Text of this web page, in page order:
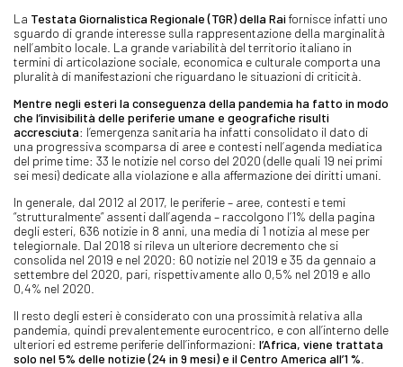
La Testata Giornalistica Regionale (TGR) della Raifornisce infatti uno
sguardo di grande interesse sulla rappresentazione della marginalità
nell’ambito locale. La grande variabilità del territorio italiano in
termini di articolazione sociale, economica e culturale comporta una
pluralità di manifestazioni che riguardano le situazioni di criticità.
Mentre negli esteri la conseguenza della pandemia ha fatto in modo
che l’invisibilità delle periferie umane e geografiche risulti
accresciuta: l’emergenza sanitaria ha infatti consolidato il dato di
una progressiva scomparsa di aree e contesti nell’agenda mediatica
del prime time: 33 le notizie nel corso del 2020 (delle quali 19 nei primi
sei mesi) dedicate alla violazione e alla affermazione dei diritti umani.
In generale, dal 2012 al 2017, le periferie – aree, contesti e temi
“strutturalmente” assenti dall’agenda – raccolgono l’1% della pagina
degli esteri, 636 notizie in 8 anni, una media di 1 notizia al mese per
telegiornale. Dal 2018 si rileva un ulteriore decremento che si
consolida nel 2019 e nel 2020: 60 notizie nel 2019 e 35 da gennaio a
settembre del 2020, pari, rispettivamente allo 0,5% nel 2019 e allo
0,4% nel 2020.
Il resto degli esteri è considerato con una prossimità relativa alla
pandemia, quindi prevalentemente eurocentrico, e con all’interno delle
ulteriori ed estreme periferie dell’informazioni: l’Africa, viene trattata
solo nel 5% delle notizie (24 in 9 mesi) e il Centro America all’1 %